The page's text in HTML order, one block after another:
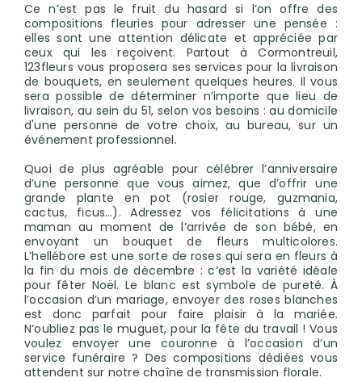
Ce n’est pas le fruit du hasard si l’on offre des
compositions fleuries pour adresser une pensée :
elles sont une attention délicate et appréciée par
ceux qui les reçoivent. Partout à Cormontreuil,
123fleurs vous proposera ses services pour la livraison
de bouquets, en seulement quelques heures. Il vous
sera possible de déterminer n’importe que lieu de
livraison, au sein du 51, selon vos besoins : au domicile
d'une personne de votre choix, au bureau, sur un
événement professionnel.
Quoi de plus agréable pour célébrer l’anniversaire
d’une personne que vous aimez, que d’offrir une
grande plante en pot (rosier rouge, guzmania,
cactus, ficus…). Adressez vos félicitations à une
maman au moment de l’arrivée de son bébé, en
envoyant un bouquet de fleurs multicolores.
L’hellébore est une sorte de roses qui sera en fleurs à
la fin du mois de décembre : c’est la variété idéale
pour fêter Noël. Le blanc est symbole de pureté. À
l’occasion d’un mariage, envoyer des roses blanches
est donc parfait pour faire plaisir à la mariée.
N’oubliez pas le muguet, pour la fête du travail ! Vous
voulez envoyer une couronne à l’occasion d’un
service funéraire ? Des compositions dédiées vous
attendent sur notre chaîne de transmission florale.